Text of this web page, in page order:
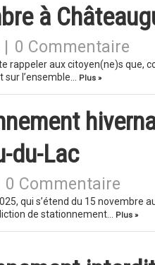
à
0 Commentaire
rappeler aux citoyen(ne)s
l’ensemble…
Plus »
du-Lac
0 Commentaire
qui s’étend du 15 novembre
de stationnement…
Plus »